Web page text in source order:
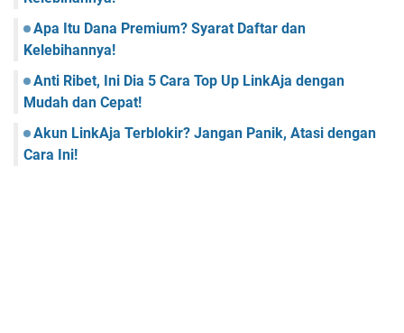
Apa Itu Dana Premium? Syarat Daftar dan
Kelebihannya!
Anti Ribet, Ini Dia 5 Cara Top Up LinkAja dengan
Mudah dan Cepat!
Akun LinkAja Terblokir? Jangan Panik, Atasi dengan
Cara Ini!